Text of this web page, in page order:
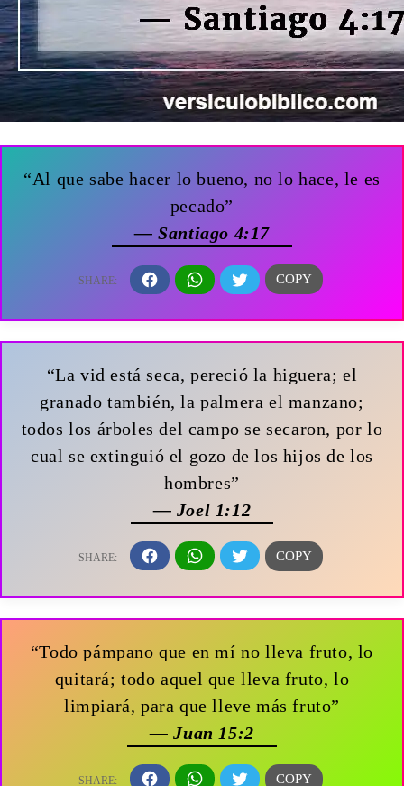
“Al que sabe hacer lo bueno, no lo hace, le es
pecado”
— Santiago 4:17
“La vid está seca, pereció la higuera; el
granado también, la palmera el manzano;
todos los árboles del campo se secaron, por lo
cual se extinguió el gozo de los hijos de los
hombres”
— Joel 1:12
“Todo pámpano que en mí no lleva fruto, lo
quitará; todo aquel que lleva fruto, lo
limpiará, para que lleve más fruto”
— Juan 15:2